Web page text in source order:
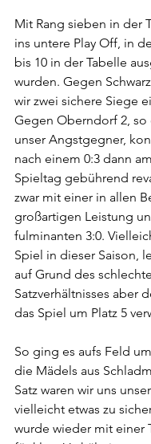
Mit Rang sieben in der
ins untere Play Off, in
bis 10 in der Tabelle
wurden. Gegen
wir zwei sichere Siege
Gegen Oberndorf 2, so
unser Angstgegner,
nach einem 0:3 dann
Spieltag gebührend
zwar mit einer in allen
großartigen Leistung
fulminanten 3:0.
Spiel in dieser Saison,
auf Grund des
Satzverhältnisses aber
das Spiel um Platz 5
So ging es aufs Feld
die Mädels aus
Satz waren wir uns
vielleicht etwas zu
wurde wieder mit einer